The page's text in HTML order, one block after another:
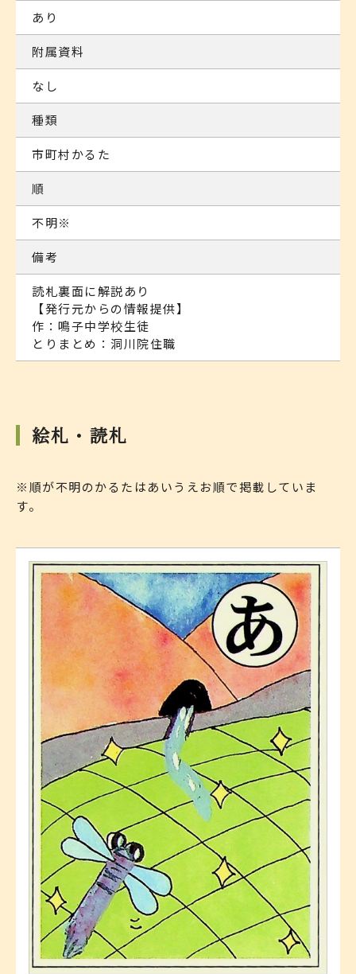
あり
附属資料
なし
種類
市町村かるた
順
不明※
備考
読札裏面に解説あり
【発行元からの情報提供】
作：鳴子中学校生徒
とりまとめ：洞川院住職
絵札・読札
※順が不明のかるたはあいうえお順で掲載していま
す。